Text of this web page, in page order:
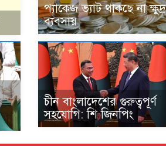
প্যাকেজ ভ্যাট থাকছে না ক্ষুদ্র
ব্যবসায়
চীন বাংলাদেশের গুরুত্বপূর্ণ
সহযোগি: শি জিনপিং